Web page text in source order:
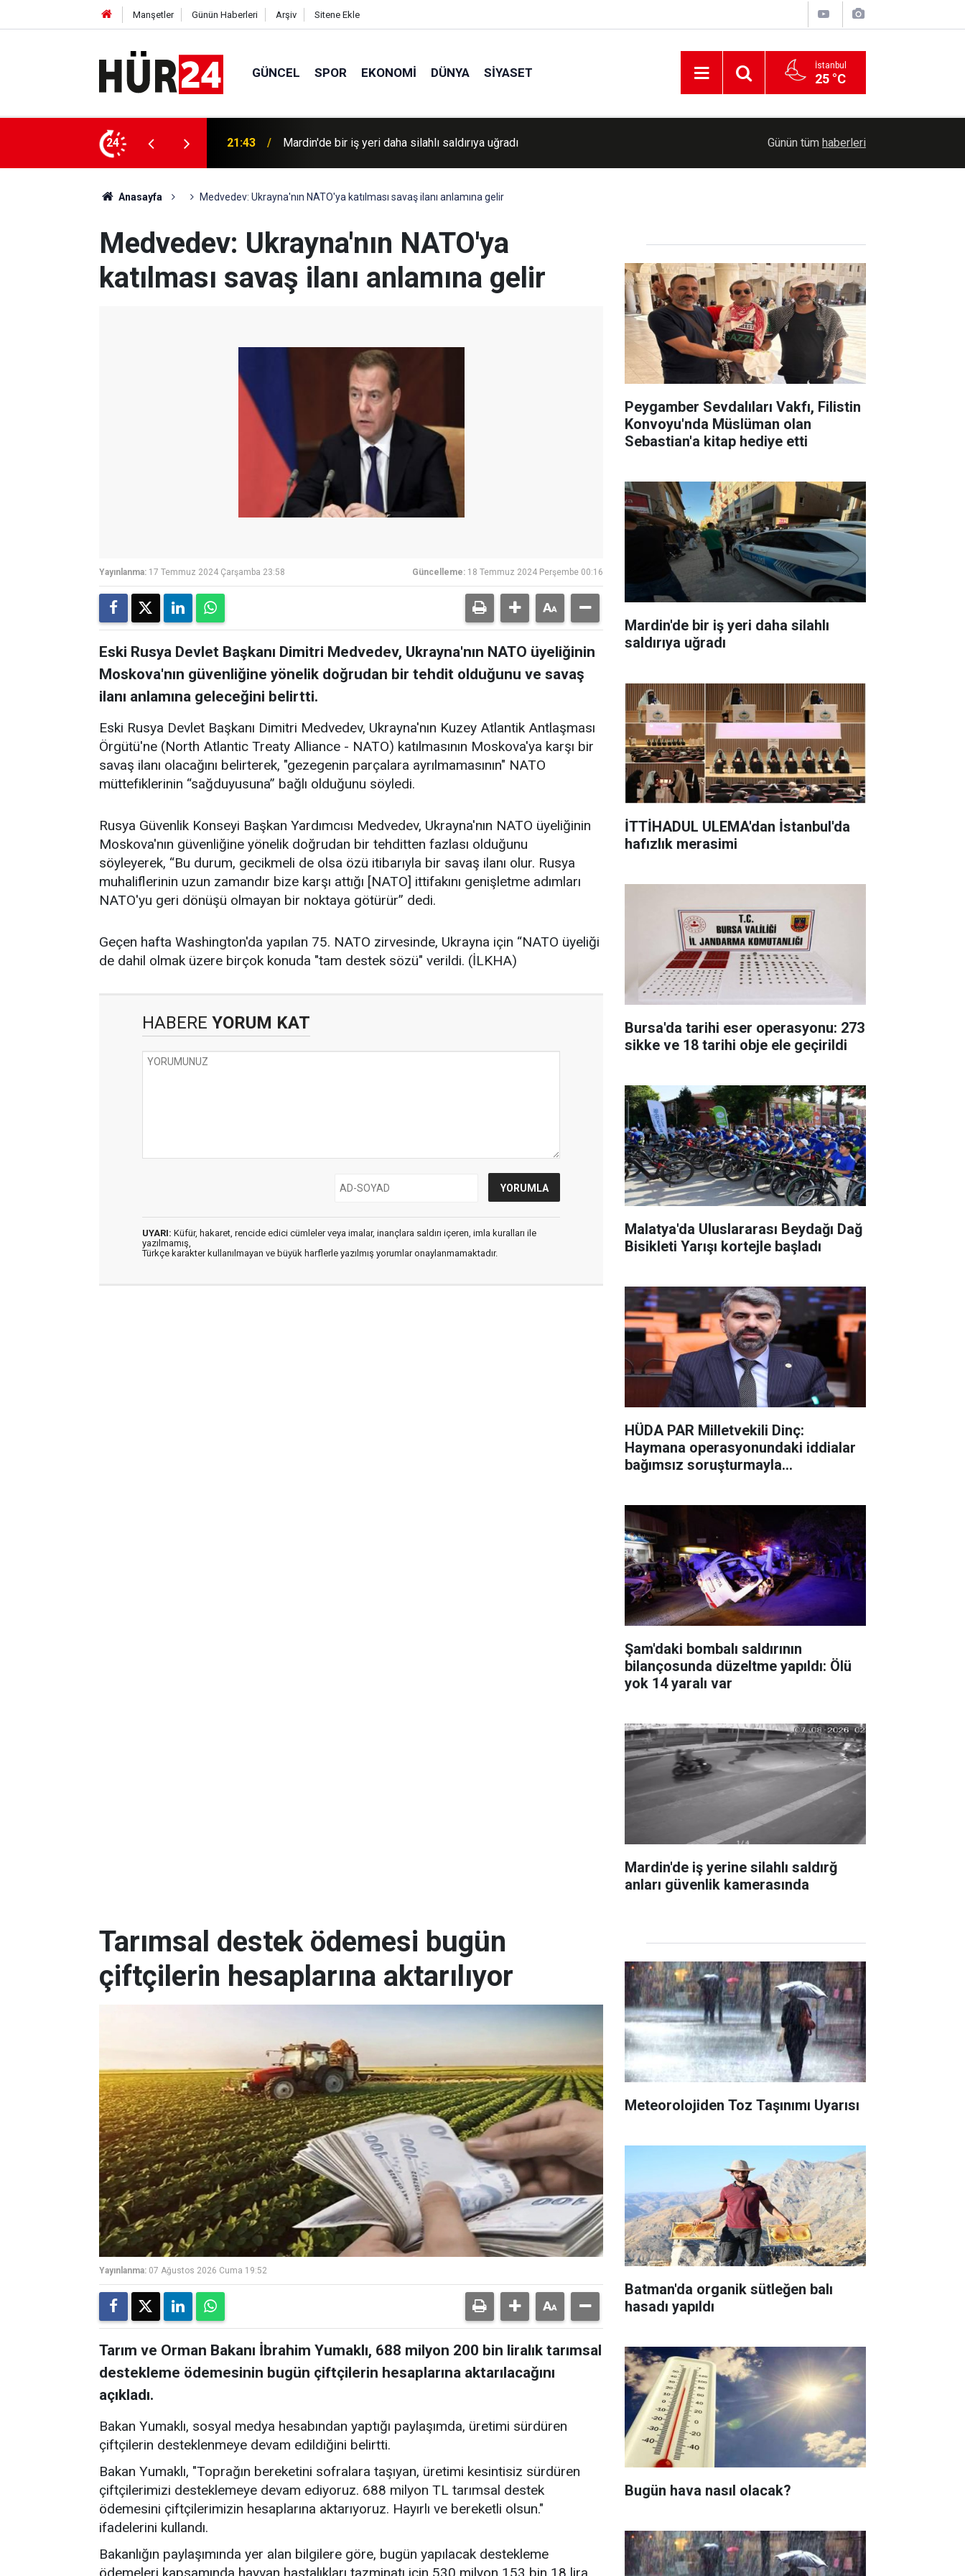
Manşetler Günün Haberleri Arşiv Sitene Ekle
GÜNCEL SPOR EKONOMI DÜNYA SIYASET İstanbul
25 °C
24 21:08 İTTİHADUL ULEMA'dan İstanbul'da hafızlık merasimi Bakan Şimşek, Batman'da üç projenin açılışını
Günün tüm haberleri
Anasayfa Medvedev: Ukrayna'nın NATO'ya katılması savaş ilanı anlamına gelir
Medvedev: Ukrayna'nın NATO'ya
katılması savaş ilanı anlamına gelir
Yayınlanma: 17 Temmuz 2024 Çarşamba 23:58 Güncelleme: 18 Temmuz 2024 Perşembe 00:16
Eski Rusya Devlet Başkanı Dimitri Medvedev, Ukrayna'nın NATO üyeliğinin
Moskova'nın güvenliğine yönelik doğrudan bir tehdit olduğunu ve savaş
ilanı anlamına geleceğini belirtti.
Eski Rusya Devlet Başkanı Dimitri Medvedev, Ukrayna'nın Kuzey Atlantik Antlaşması
Örgütü'ne (North Atlantic Treaty Alliance - NATO) katılmasının Moskova'ya karşı bir
savaş ilanı olacağını belirterek, "gezegenin parçalara ayrılmamasının" NATO
müttefiklerinin “sağduyusuna” bağlı olduğunu söyledi.
Rusya Güvenlik Konseyi Başkan Yardımcısı Medvedev, Ukrayna'nın NATO üyeliğinin
Moskova'nın güvenliğine yönelik doğrudan bir tehditten fazlası olduğunu
söyleyerek, “Bu durum, gecikmeli de olsa özü itibarıyla bir savaş ilanı olur. Rusya
muhaliflerinin uzun zamandır bize karşı attığı [NATO] ittifakını genişletme adımları
NATO'yu geri dönüşü olmayan bir noktaya götürür” dedi.
Geçen hafta Washington'da yapılan 75. NATO zirvesinde, Ukrayna için “NATO üyeliği
de dahil olmak üzere birçok konuda "tam destek sözü" verildi. (İLKHA)
HABERE YORUM KAT
UYARI: Küfür, hakaret, rencide edici cümleler veya imalar, inançlara saldırı içeren, imla kuralları ile
yazılmamış,
Türkçe karakter kullanılmayan ve büyük harflerle yazılmış yorumlar onaylanmamaktadır.
Peygamber Sevdalıları Vakfı, Filistin
Konvoyu'nda Müslüman olan
Sebastian'a kitap hediye etti
Mardin'de bir iş yeri daha silahlı
saldırıya uğradı
İTTİHADUL ULEMA'dan İstanbul'da
hafızlık merasimi
Bursa'da tarihi eser operasyonu: 273
sikke ve 18 tarihi obje ele geçirildi
Malatya'da Uluslararası Beydağı Dağ
Bisikleti Yarışı kortejle başladı
HÜDA PAR Milletvekili Dinç:
Haymana operasyonundaki iddialar
bağımsız soruşturmayla
Şam'daki bombalı saldırının
bilançosunda düzeltme yapıldı: Ölü
yok 14 yaralı var
Mardin'de iş yerine silahlı saldırğ
anları güvenlik kamerasında
Tarımsal destek ödemesi bugün
çiftçilerin hesaplarına aktarılıyor
Yayınlanma: 07 Ağustos 2026 Cuma 19:52
Tarım ve Orman Bakanı İbrahim Yumaklı, 688 milyon 200 bin liralık tarımsal
destekleme ödemesinin bugün çiftçilerin hesaplarına aktarılacağını
açıkladı.
Bakan Yumaklı, sosyal medya hesabından yaptığı paylaşımda, üretimi sürdüren
çiftçilerin desteklenmeye devam edildiğini belirtti.
Bakan Yumaklı, "Toprağın bereketini sofralara taşıyan, üretimi kesintisiz sürdüren
çiftçilerimizi desteklemeye devam ediyoruz. 688 milyon TL tarımsal destek
ödemesini çiftçilerimizin hesaplarına aktarıyoruz. Hayırlı ve bereketli olsun."
ifadelerini kullandı.
Bakanlığın paylaşımında yer alan bilgilere göre, bugün yapılacak destekleme
ödemeleri kapsamında hayvan hastalıkları tazminatı için 530 milyon 153 bin 18 lira,
Meteorolojiden Toz Taşınımı Uyarısı
Batman'da organik sütleğen balı
hasadı yapıldı
Bugün hava nasıl olacak?